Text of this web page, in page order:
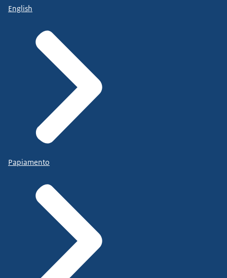
English
Papiamento